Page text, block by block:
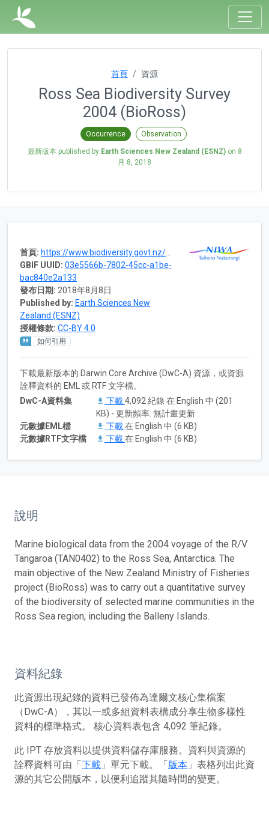
首頁 資源
Ross Sea Biodiversity Survey
2004 (BioRoss)
Occurrence Observation
最新版本 published by Earth Sciences New Zealand (ESNZ)on 8
月 8, 2018
首頁: https://www.biodiversity.govt.nz/seas/biodiversity/programmes/bioross.html
GBIF UUID: 03e5566b-7802-45cc-a1be-
bac840e2a133
發布日期: 2018年8月8日
Published by: Earth Sciences New
Zealand (ESNZ)
授權條款: CC-BY 4.0
如何引用
下載最新版本的 Darwin Core Archive (DwC-A) 資源，或資源
詮釋資料的 EML 或 RTF 文字檔。
DwC-A資料集
下載4,092 紀錄 在 English 中 (201
KB) - 更新頻率: 無計畫更新
元數據EML檔
下載在 English 中 (6 KB)
元數據RTF文字檔
下載在 English 中 (6 KB)
說明
Marine biological data from the 2004 voyage of the R/V
Tangaroa (TAN0402) to the Ross Sea, Antarctica. The
main objective of the New Zealand Ministry of Fisheries
project (BioRoss) was to carry out a quantitative survey
of the biodiversity of selected marine communities in the
Ross Sea region, including the Balleny Islands.
資料紀錄
此資源出現紀錄的資料已發佈為達爾文核心集檔案
（DwC-A），其以一或多組資料表構成分享生物多樣性
資料的標準格式。 核心資料表包含 4,092 筆紀錄。
此 IPT 存放資料以提供資料儲存庫服務。資料與資源的
詮釋資料可由「下載 」單元下載。「版本 」表格列出此資
源的其它公開版本，以便利追蹤其隨時間的變更。